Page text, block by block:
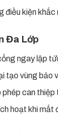
điều kiện
Đa Lớp
ngay lập
tạo vùng bảo
phép can
hoạt khi